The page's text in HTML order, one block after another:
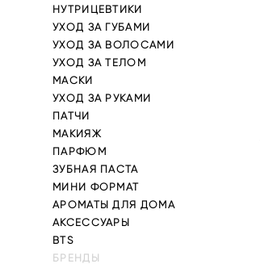
НУТРИЦЕВТИКИ
УХОД ЗА ГУБАМИ
УХОД ЗА ВОЛОСАМИ
УХОД ЗА ТЕЛОМ
МАСКИ
УХОД ЗА РУКАМИ
ПАТЧИ
МАКИЯЖ
ПАРФЮМ
ЗУБНАЯ ПАСТА
МИНИ ФОРМАТ
АРОМАТЫ ДЛЯ ДОМА
АКСЕССУАРЫ
BTS
БРЕНДЫ